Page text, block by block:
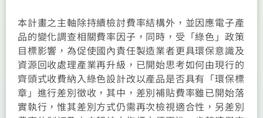
本計畫之主軸除持續檢討費率結構外，並因應電子產
品的變化調查相關費率因子，同時，受「綠色」政策
目標影響，為促使國內責任製造業者更具環保意識及
資源回收處理產業再升級，已開始思考如何由現行的
齊頭式收費納入綠色設計改以產品是否具有「環保標
章」進行差別徵收，其中，差別補貼費率雖已開始落
實執行，惟其差別方式仍需再次檢視適合性，另差別